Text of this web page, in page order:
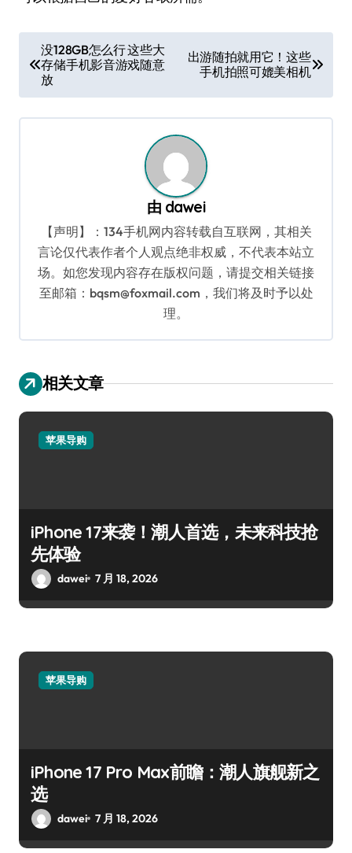
章
导
航
没128GB怎么行 这些大
存储手机影音游戏随意
放
出游随拍就用它！这些
手机拍照可媲美相机
由 dawei
【声明】：134手机网内容转载自互联网，其相关
言论仅代表作者个人观点绝非权威，不代表本站立
场。如您发现内容存在版权问题，请提交相关链接
至邮箱：bqsm@foxmail.com，我们将及时予以处
理。
相关文章
苹果导购
iPhone 17来袭！潮人首选，未来科技抢
先体验
dawei 7 月 18, 2026
苹果导购
iPhone 17 Pro Max前瞻：潮人旗舰新之
选
dawei 7 月 18, 2026